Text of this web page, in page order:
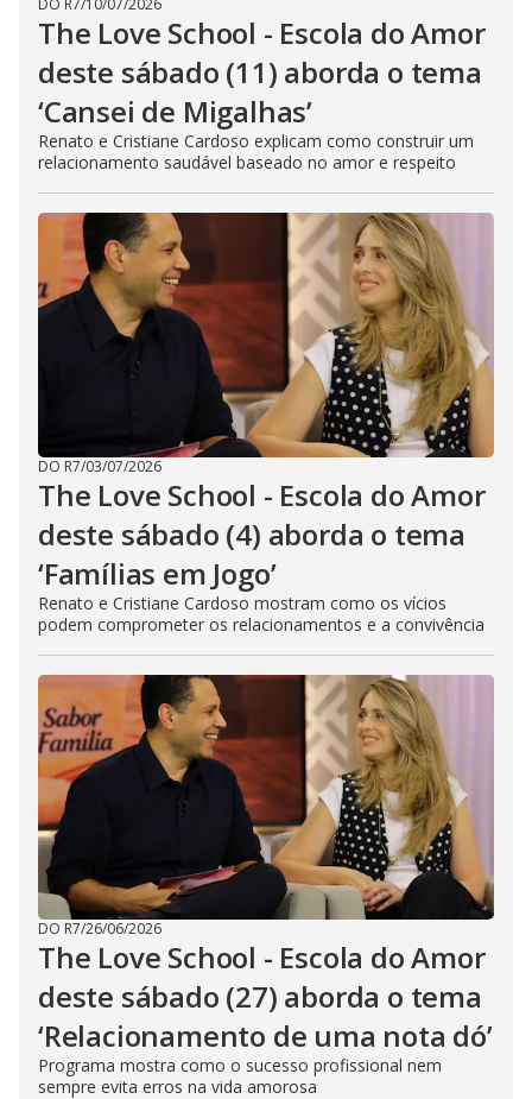
DO R7/10/07/2026
The Love School - Escola do Amor
deste sábado (11) aborda o tema
‘Cansei de Migalhas’
Renato e Cristiane Cardoso explicam como construir um
relacionamento saudável baseado no amor e respeito
DO R7/03/07/2026
The Love School - Escola do Amor
deste sábado (4) aborda o tema
‘Famílias em Jogo’
Renato e Cristiane Cardoso mostram como os vícios
podem comprometer os relacionamentos e a convivência
DO R7/26/06/2026
The Love School - Escola do Amor
deste sábado (27) aborda o tema
‘Relacionamento de uma nota dó’
Programa mostra como o sucesso profissional nem
sempre evita erros na vida amorosa